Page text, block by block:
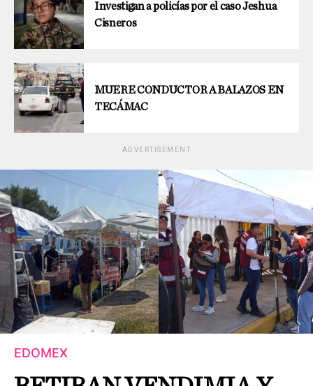
Investigan a policías por el caso Jeshua
Cisneros
MUERE CONDUCTOR A BALAZOS EN
TECÁMAC
ADVERTISEMENT
EDOMEX